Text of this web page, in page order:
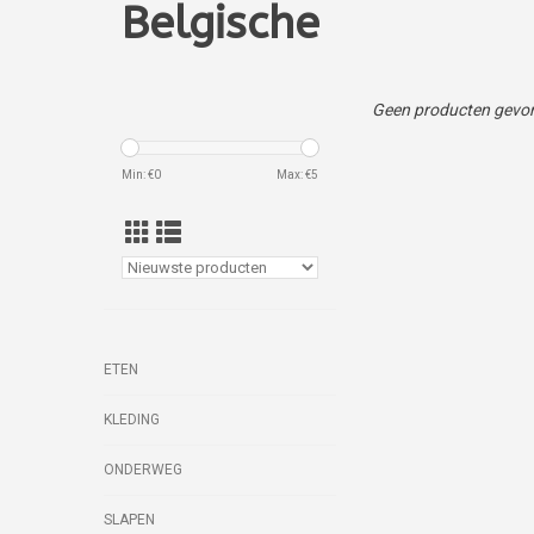
Belgische
Min: €0 Max: €5
ETEN
KLEDING
ONDERWEG
SLAPEN
Geen producten